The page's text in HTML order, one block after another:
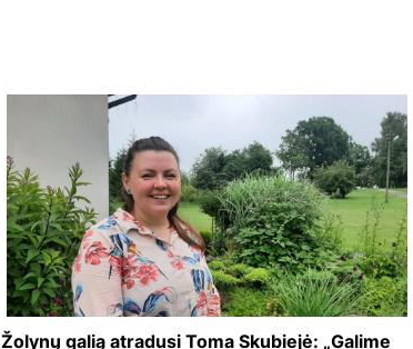
Žolynų galią atradusi Toma Skubiejė: „Galime